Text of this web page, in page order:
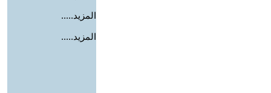
المزيد.....
المزيد.....